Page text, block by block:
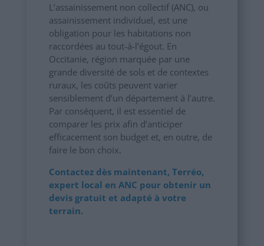
L’assainissement non collectif (ANC), ou
assainissement individuel, est une
obligation pour les habitations non
raccordées au tout-à-l’égout. En
Occitanie, région marquée par une
grande diversité de sols et de contextes
ruraux, les coûts peuvent varier
sensiblement d’un département à l’autre.
Par conséquent, il est essentiel de
comparer les prix afin d’anticiper
efficacement son budget et, en outre, de
faire le bon choix.
Contactez dès maintenant, Terréo,
expert local en ANC pour obtenir un
devis gratuit et adapté à votre
terrain.